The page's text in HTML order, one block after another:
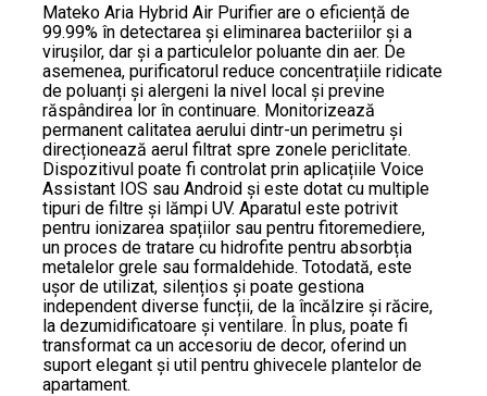
Mateko Aria Hybrid Air Purifier are o eficiență de
99.99% în detectarea și eliminarea bacteriilor și a
virușilor, dar și a particulelor poluante din aer. De
asemenea, purificatorul reduce concentrațiile ridicate
de poluanți și alergeni la nivel local și previne
răspândirea lor în continuare. Monitorizează
permanent calitatea aerului dintr-un perimetru și
direcționează aerul filtrat spre zonele periclitate.
Dispozitivul poate fi controlat prin aplicațiile Voice
Assistant IOS sau Android și este dotat cu multiple
tipuri de filtre și lămpi UV. Aparatul este potrivit
pentru ionizarea spațiilor sau pentru fitoremediere,
un proces de tratare cu hidrofite pentru absorbția
metalelor grele sau formaldehide. Totodată, este
ușor de utilizat, silențios și poate gestiona
independent diverse funcții, de la încălzire și răcire,
la dezumidificatoare și ventilare. În plus, poate fi
transformat ca un accesoriu de decor, oferind un
suport elegant și util pentru ghivecele plantelor de
apartament.